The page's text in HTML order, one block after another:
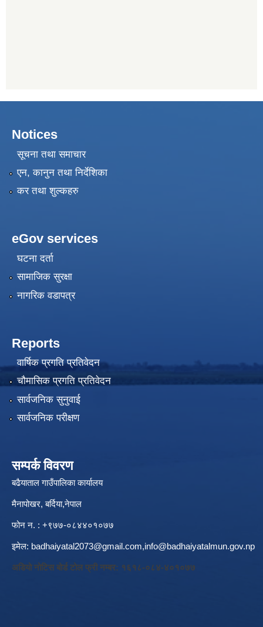
Notices
सूचना तथा समाचार
एन, कानुन तथा निर्देशिका
कर तथा शुल्कहरु
eGov services
घटना दर्ता
सामाजिक सुरक्षा
नागरिक वडापत्र
Reports
वार्षिक प्रगति प्रतिवेदन
चौमासिक प्रगति प्रतिवेदन
सार्वजनिक सुनुवाई
सार्वजनिक परीक्षण
सम्पर्क विवरण
बढैयाताल गाउँपालिका कार्यालय
मैनापोखर, बर्दिया,नेपाल
फोन न. : +९७७-०८४४०१०७७
इमेल: badhaiyatal2073@gmail.com,info@badhaiyatalmun.gov.np
अडियो नोटिस बोर्ड टोल फ्री नम्बर: १६१८-०८४-४०१०७७